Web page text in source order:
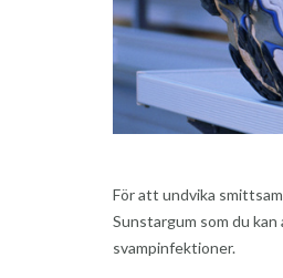
För att undvika
Sunstargum som du
svampinfektioner.